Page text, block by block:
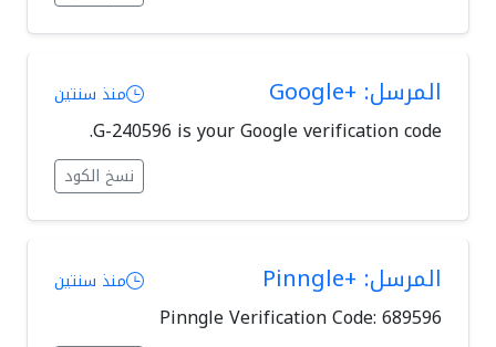
المرسل: +Google منذ سنتين
G-240596 is your Google verification code.
نسخ الكود
المرسل: +Pinngle منذ سنتين
Pinngle Verification Code: 689596